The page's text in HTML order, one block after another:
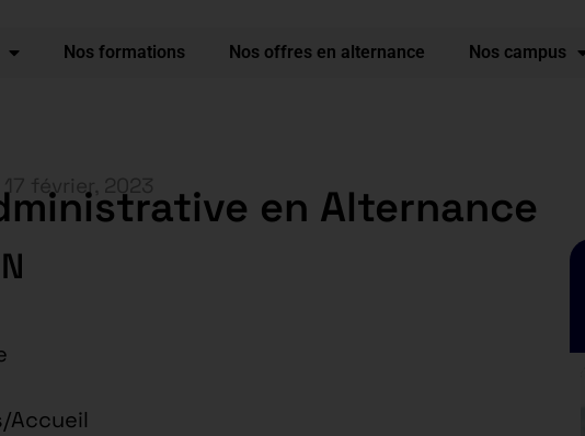
Nos formations Nos offres en alternance Nos campus
17 février, 2023 en Alternance
Accueil